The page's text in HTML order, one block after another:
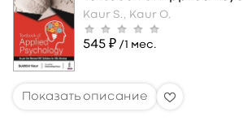
Kaur S., Kaur O.
545 ₽ /1 мес.